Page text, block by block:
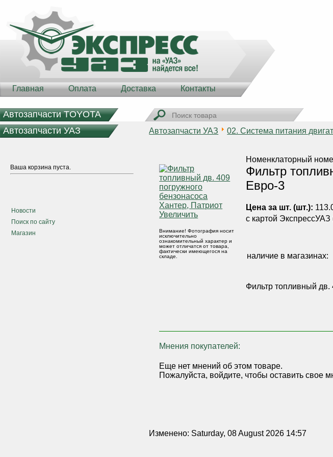
Главная Оплата Доставка Контакты
Автозапчасти TOYOTA
Автозапчасти УАЗ
Ваша корзина пуста.
Новости
Поиск по сайту
Магазин
Автозапчасти УАЗ 02. Система питания
Увеличить
Внимание! Фотография носит
исключительно
ознакомительный характер и
может отличатся от товара,
фактически имеющегося на
складе.
Номенклаторный
Фильтр
Евро-3
Цена за шт. (шт.):
с картой
наличие в магазинах:
Фильтр топливный дв.
Мнения покупателей:
Еще нет мнений об этом товаре.
Пожалуйста, войдите, чтобы оставить свое
Изменено: Saturday, 08 August 2026 14:57